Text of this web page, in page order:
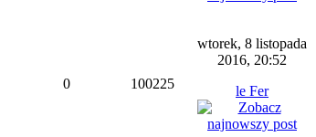
0 100225
wtorek, 8 listopada
2016, 20:52
le Fer